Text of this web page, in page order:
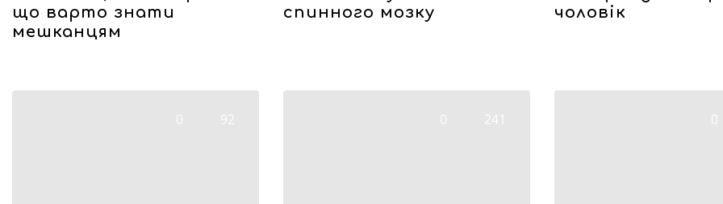
що варто знати
мешканцям
спинного мозку
чоловік
0 92 0 241 0